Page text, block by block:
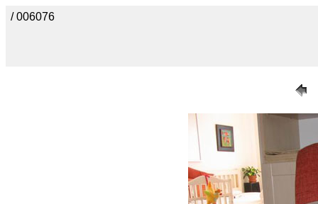
/ 006076